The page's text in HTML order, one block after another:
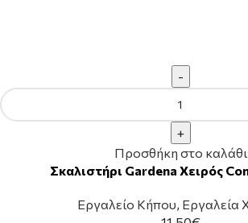
Προσθήκη στο καλάθι
Σκαλιστήρι Gardena Χειρός
Εργαλείο Κήπου, Εργαλεία